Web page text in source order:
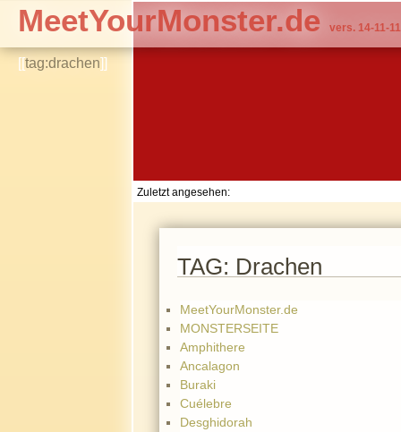
[[tag:drachen]]
MeetYourMonster.de vers. 14-11-11
Zuletzt angesehen:
TAG: Drachen
MeetYourMonster.de
MONSTERSEITE
Amphithere
Ancalagon
Buraki
Cuélebre
Desghidorah